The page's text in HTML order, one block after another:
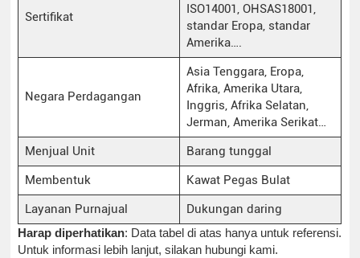
Sertifikat
ISO14001, OHSAS18001,
standar Eropa, standar
Amerika….
Negara Perdagangan
Asia Tenggara, Eropa,
Afrika, Amerika Utara,
Inggris, Afrika Selatan,
Jerman, Amerika Serikat…
Menjual Unit
Barang tunggal
Membentuk
Kawat Pegas Bulat
Layanan Purnajual
Dukungan daring
Harap diperhatikan: Data tabel di atas hanya untuk referensi.
Untuk informasi lebih lanjut, silakan hubungi kami.